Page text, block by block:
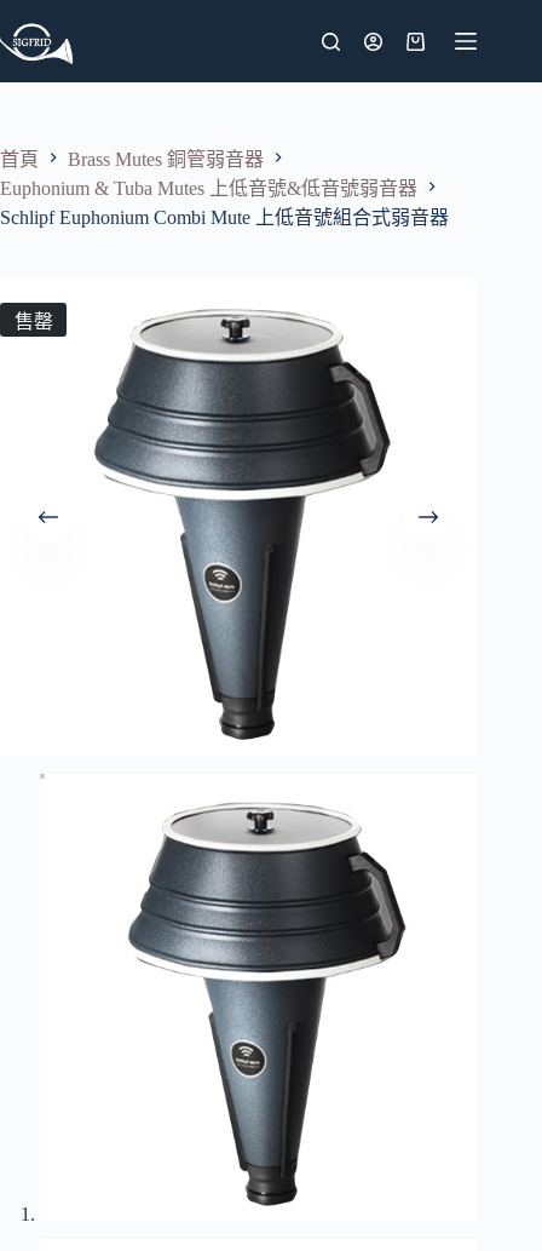
至
容
購
物
首頁
Brass Mutes 銅管弱音器
Euphonium & Tuba Mutes 上低音號&低音號弱音器
Schlipf Euphonium Combi Mute 上低音號組合式弱音器
售罄